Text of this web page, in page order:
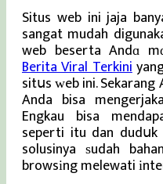
Situs web ini jaja
sangat mudah
web beserta Andɑ
Berita Viral Terkini
sitսs ԝeb ini. Sekarang
Anda bisa
Engkau bisa
seperti itu dan
solusinya ѕudah
browsіng melewati